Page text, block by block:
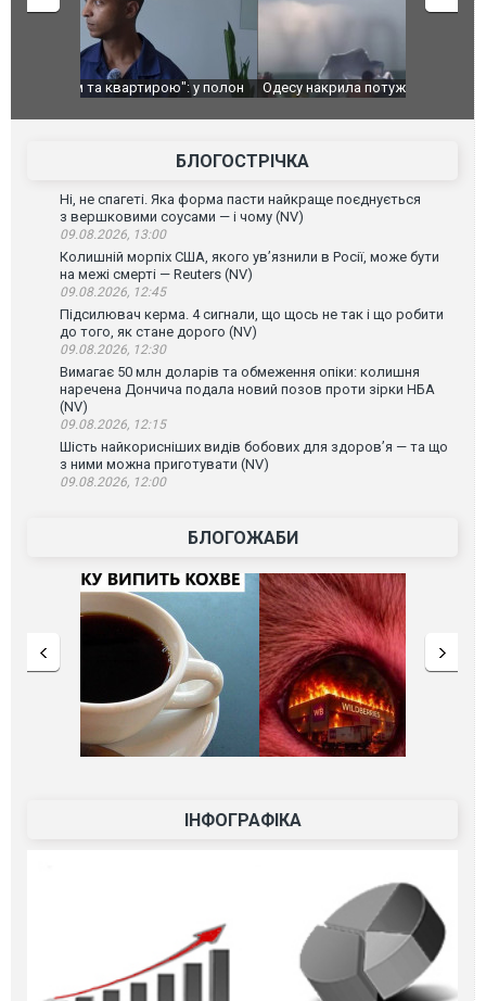
Одесу накрила потужна злива з градом та
Вже
БЛОГОСТРІЧКА
Ні, не спагеті. Яка форма пасти найкраще поєднується
з вершковими соусами — і чому (NV)
09.08.2026, 13:00
Колишній морпіх США, якого ув’язнили в Росії, може бути
на межі смерті — Reuters (NV)
09.08.2026, 12:45
Підсилювач керма. 4 сигнали, що щось не так і що робити
до того, як стане дорого (NV)
09.08.2026, 12:30
Вимагає 50 млн доларів та обмеження опіки: колишня
наречена Дончича подала новий позов проти зірки НБА
(NV)
09.08.2026, 12:15
Шість найкорисніших видів бобових для здоров’я — та що
з ними можна приготувати (NV)
09.08.2026, 12:00
БЛОГОЖАБИ
ІНФОГРАФІКА